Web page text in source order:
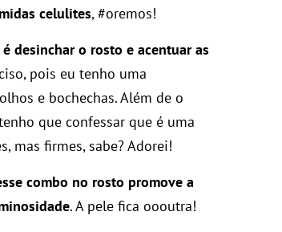
celulites, #oremos!
desinchar o rosto e acentuar as
pois eu tenho uma
e bochechas. Além de o
que confessar que é uma
mas firmes, sabe? Adorei!
combo no rosto promove a
. A pele fica oooutra!